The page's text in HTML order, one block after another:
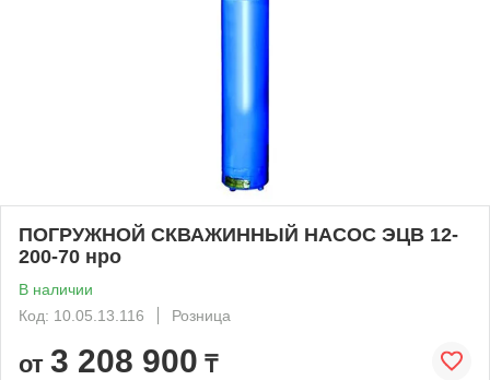
ПОГРУЖНОЙ СКВАЖИННЫЙ НАСОС ЭЦВ 12-
200-70 нро
В наличии
Код: 10.05.13.116
Розница
от 3 208 900 ₸